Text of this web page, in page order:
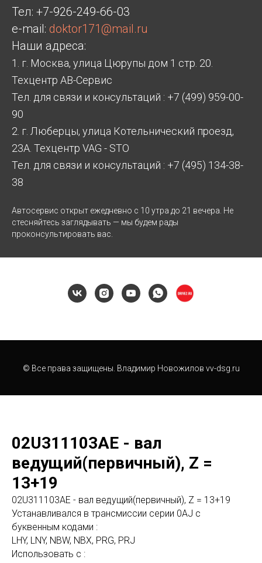
Тел: +7-926-249-66-03
e-mail: doktor171@mail.ru
Наши адреса:
1. г. Москва, улица Цюрупы дом 1 стр. 20.
Техцентр АВ-Сервис
Тел. для связи и консультаций : +7 (499) 959-00-
90
2. г. Люберцы, улица Котельнический проезд,
23А. Техцентр VAG - STO
Тел. для связи и консультаций : +7 (495) 134-38-
38
Автосервис открыт ежедневно с 10 утра до 21 вечера. Не
стесняйтесь заглядывать — мы будем рады
проконсультировать вас.
© Все права защищены. Владимир Новожилов vv-dsg.ru
02U311103AE - вал
ведущий(первичный), Z =
13+19
02U311103AE - вал ведущий(первичный), Z = 13+19
Устанавливался в трансмиссии серии 0AJ с
буквенным кодами :
LHY, LNY, NBW, NBX, PRG, PRJ
Использовать с :